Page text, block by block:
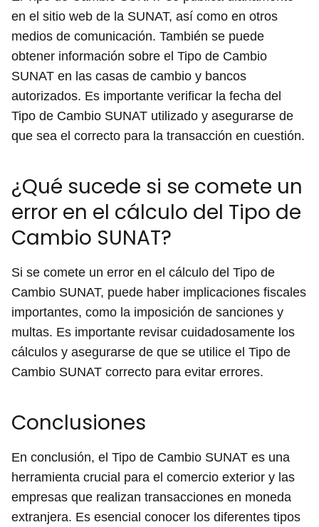
en el sitio web de la SUNAT, así como en otros
medios de comunicación. También se puede
obtener información sobre el Tipo de Cambio
SUNAT en las casas de cambio y bancos
autorizados. Es importante verificar la fecha del
Tipo de Cambio SUNAT utilizado y asegurarse de
que sea el correcto para la transacción en cuestión.
¿Qué sucede si se comete un
error en el cálculo del Tipo de
Cambio SUNAT?
Si se comete un error en el cálculo del Tipo de
Cambio SUNAT, puede haber implicaciones fiscales
importantes, como la imposición de sanciones y
multas. Es importante revisar cuidadosamente los
cálculos y asegurarse de que se utilice el Tipo de
Cambio SUNAT correcto para evitar errores.
Conclusiones
En conclusión, el Tipo de Cambio SUNAT es una
herramienta crucial para el comercio exterior y las
empresas que realizan transacciones en moneda
extranjera. Es esencial conocer los diferentes tipos